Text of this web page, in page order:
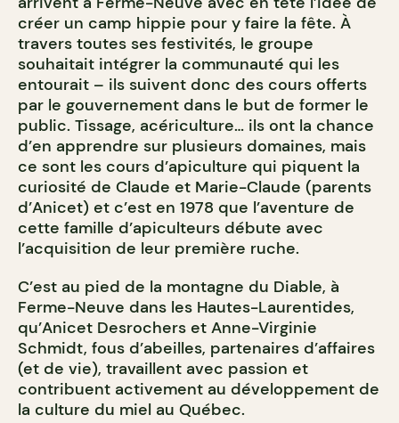
créer un camp hippie pour y faire la fête. À
travers toutes ses festivités, le groupe
souhaitait intégrer la communauté qui les
entourait – ils suivent donc des cours offerts
par le gouvernement dans le but de former le
public. Tissage, acériculture… ils ont la chance
d’en apprendre sur plusieurs domaines, mais
ce sont les cours d’apiculture qui piquent la
curiosité de Claude et Marie-Claude (parents
d’Anicet) et c’est en 1978 que l’aventure de
cette famille d’apiculteurs débute avec
l’acquisition de leur première ruche.
C’est au pied de la montagne du Diable, à
Ferme-Neuve dans les Hautes-Laurentides,
qu’Anicet Desrochers et Anne-Virginie
Schmidt, fous d’abeilles, partenaires d’affaires
(et de vie), travaillent avec passion et
contribuent activement au développement de
la culture du miel au Québec.